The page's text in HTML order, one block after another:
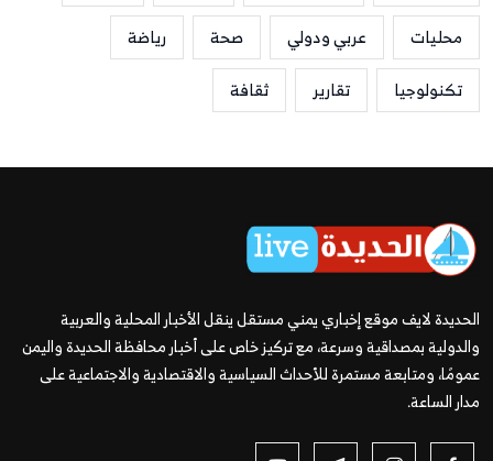
محليات
عربي ودولي صحة
رياضة
تكنولوجيا
تقارير ثقافة
الحديدة لايف موقع إخباري يمني مستقل ينقل الأخبار المحلية والعربية
والدولية بمصداقية وسرعة، مع تركيز خاص على أخبار محافظة الحديدة واليمن
عمومًا، ومتابعة مستمرة للأحداث السياسية والاقتصادية والاجتماعية على
مدار الساعة.